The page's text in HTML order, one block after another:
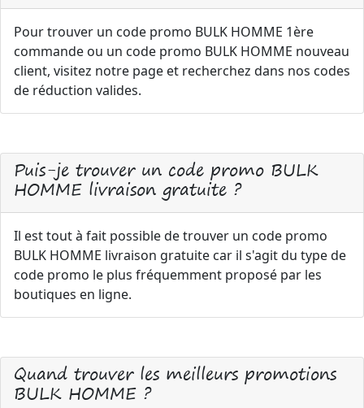
Pour trouver un code promo BULK HOMME 1ère
commande ou un code promo BULK HOMME nouveau
client, visitez notre page et recherchez dans nos codes
de réduction valides.
Puis-je trouver un code promo BULK
HOMME livraison gratuite ?
Il est tout à fait possible de trouver un code promo
BULK HOMME livraison gratuite car il s'agit du type de
code promo le plus fréquemment proposé par les
boutiques en ligne.
Quand trouver les meilleurs promotions
BULK HOMME ?